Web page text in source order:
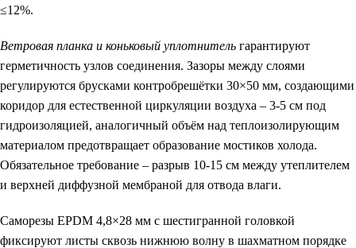
≤12%.
Ветровая планка и коньковый уплотнитель гарантируют
герметичность узлов соединения. Зазоры между слоями
регулируются брусками контробрешётки 30×50 мм, создающими
коридор для естественной циркуляции воздуха – 3-5 см под
гидроизоляцией, аналогичный объём над теплоизолирующим
материалом предотвращает образование мостиков холода.
Обязательное требование – разрыв 10-15 см между утеплителем
и верхней диффузной мембраной для отвода влаги.
Саморезы EPDM 4,8×28 мм с шестигранной головкой
фиксируют листы сквозь нижнюю волну в шахматном порядке